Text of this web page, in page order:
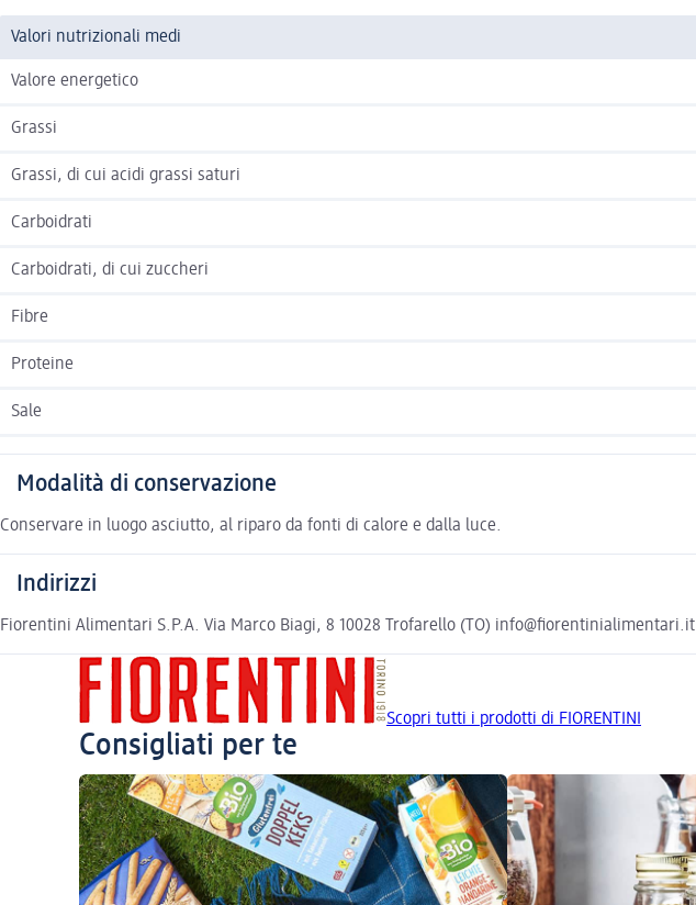
Valori nutrizionali medi
Valore energetico
Grassi
Grassi, di cui acidi grassi saturi
Carboidrati
Carboidrati, di cui zuccheri
Fibre
Proteine
Sale
Modalità di conservazione
Conservare in luogo asciutto, al riparo da fonti di calore e dalla luce.
Indirizzi
Fiorentini Alimentari S.P.A. Via Marco Biagi, 8 10028 Trofarello (TO) info@fiorentinialimentari.it
Scopri tutti i prodotti di FIORENTINI
Consigliati per te